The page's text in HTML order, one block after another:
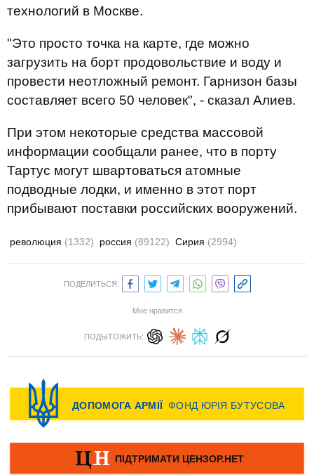
технологий в Москве.
"Это просто точка на карте, где можно
загрузить на борт продовольствие и воду и
провести неотложный ремонт. Гарнизон базы
составляет всего 50 человек", - сказал Алиев.
При этом некоторые средства массовой
информации сообщали ранее, что в порту
Тартус могут швартоваться атомные
подводные лодки, и именно в этот порт
прибывают поставки российских вооружений.
революция (1332) россия (89122) Сирия (2994)
ПОДЕЛИТЬСЯ:
Мне нравится
ПОДЫТОЖИТЬ: